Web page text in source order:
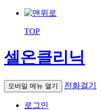
TOP
셀온클리닉
모바일 메뉴 열기 전화걸기
로그인